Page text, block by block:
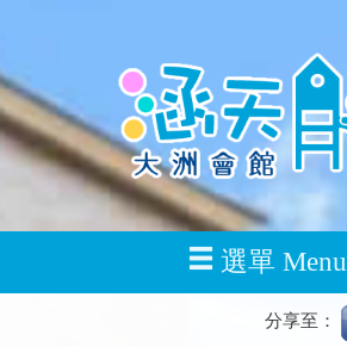
選單 Menu
分享至：